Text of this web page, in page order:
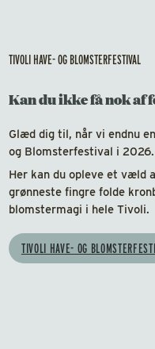
TIVOLI HAVE- OG BLOMSTERFESTIVAL
Kan du ikke få nok af
Glæd dig til, når vi endnu
og Blomsterfestival i 2026.
Her kan du opleve et væld
grønneste fingre folde
blomstermagi i hele Tivoli.
TIVOLI HAVE- OG